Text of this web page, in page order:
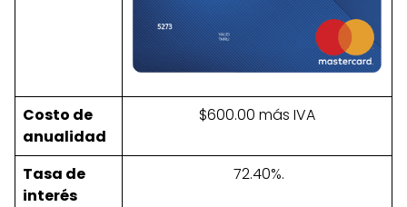
Costo de
anualidad
$600.00 más IVA
Tasa de
interés
72.40%.